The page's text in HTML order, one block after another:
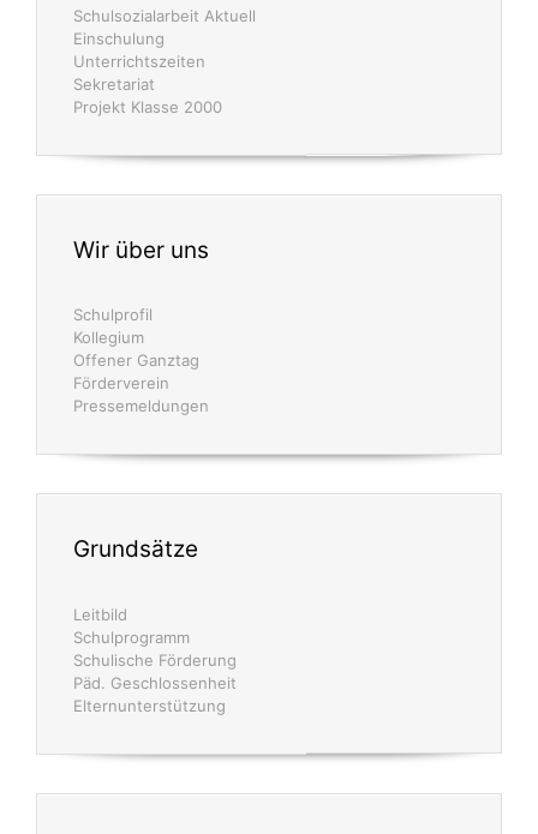
Schulsozialarbeit Aktuell
Einschulung
Unterrichtszeiten
Sekretariat
Projekt Klasse 2000
Wir über uns
Schulprofil
Kollegium
Offener Ganztag
Förderverein
Pressemeldungen
Grundsätze
Leitbild
Schulprogramm
Schulische Förderung
Päd. Geschlossenheit
Elternunterstützung